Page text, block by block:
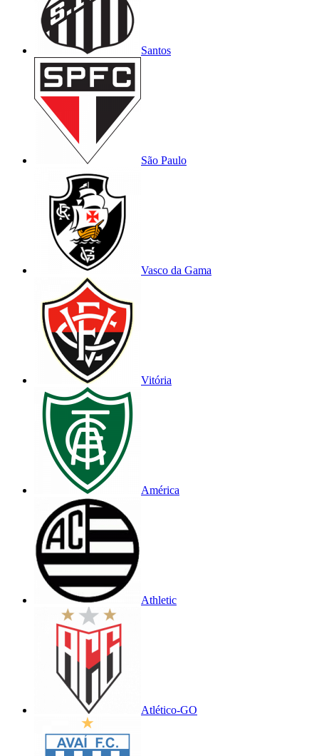
Santos
São Paulo
Vasco da Gama
Vitória
América
Athletic
Atlético-GO